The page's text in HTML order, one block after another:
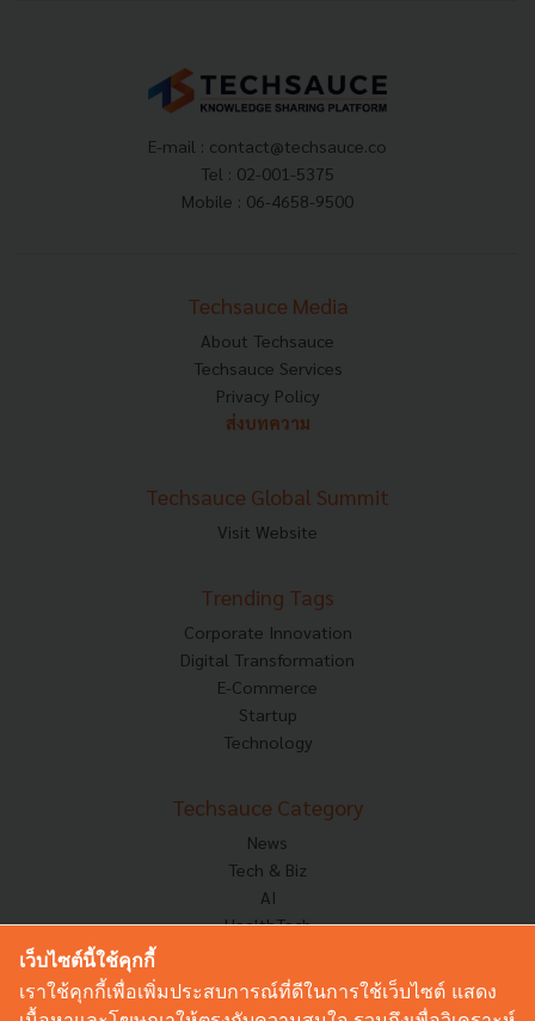
E-mail : contact@techsauce.co
Tel : 02-001-5375
Mobile : 06-4658-9500
Techsauce Media
About Techsauce
Techsauce Services
Privacy Policy
ส่งบทความ
Techsauce Global Summit
Visit Website
Trending Tags
Corporate Innovation
Digital Transformation
E-Commerce
Startup
Technology
Techsauce Category
News
Tech & Biz
AI
HealthTech
Corp Innov
Saucy Thoughts
เว็บไซต์นี้ใช้คุกกี้
เราใช้คุกกี้เพื่อเพิ่มประสบการณ์ที่ดีในการใช้เว็บไซต์ แสดง